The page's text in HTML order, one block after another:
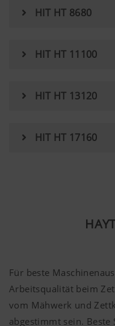
HIT HT 8680
HIT HT 11100
HIT HT 13120
HIT HT 17160
Für beste
Arbeitsqualität beim
vom Mähwerk und
abgestimmt sein.